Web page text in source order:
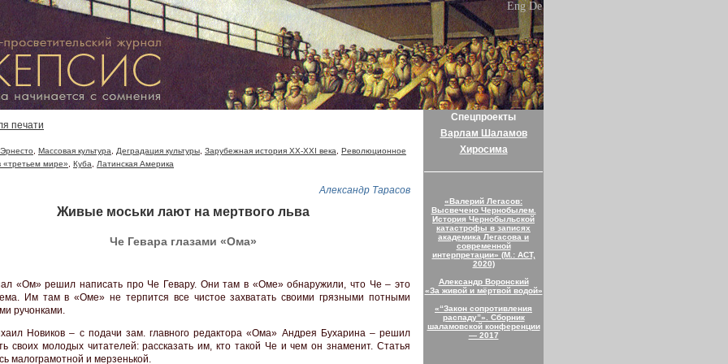
Eng De
печати
Массовая культура Деградация культуры Зарубежная история XX-XXI века
Революционное
«третьем мире»
Куба Латинская Америка
Александр Тарасов
Живые моськи лают на мертвого льва
Че Гевара глазами «Ома»
«Ом» решил написать про Че Гевару. Они там в «Оме» обнаружили, что Че – это
Им там в «Оме» не терпится все чистое захватать своими грязными потными
ручонками.
Новиков – с подачи зам. главного редактора «Ома» Андрея Бухарина – решил
своих молодых читателей: рассказать им, кто такой Че и чем он знаменит. Статья
малограмотной и мерзенькой.
Спецпроекты
Варлам Шаламов
Хиросима
«Валерий Легасов:
Высвечено Чернобылем.
История Чернобыльской
катастрофы в записях
академика Легасова и
современной
интерпретации» (М.: АСТ,
2020)
Александр Воронский
«За живой и мёртвой водой»
«“Закон сопротивления
распаду”». Сборник
шаламовской конференции
— 2017